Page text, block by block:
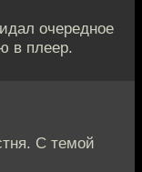
очередное
в плеер.
С темой